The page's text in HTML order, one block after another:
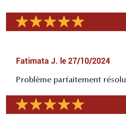
Fatimata J. le 27/10/2024
Problème parfaitement résolu